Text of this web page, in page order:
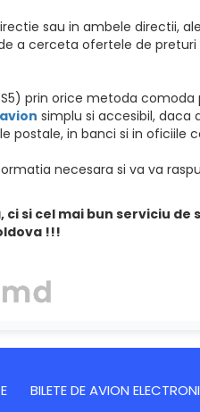
sau in ambele directii,
a cerceta ofertele de
prin orice metoda
simplu si accesibil, daca
in banci si in oficiile
necesara si va va
ci si cel mai bun serviciu
!!!
BILETE DE AVION